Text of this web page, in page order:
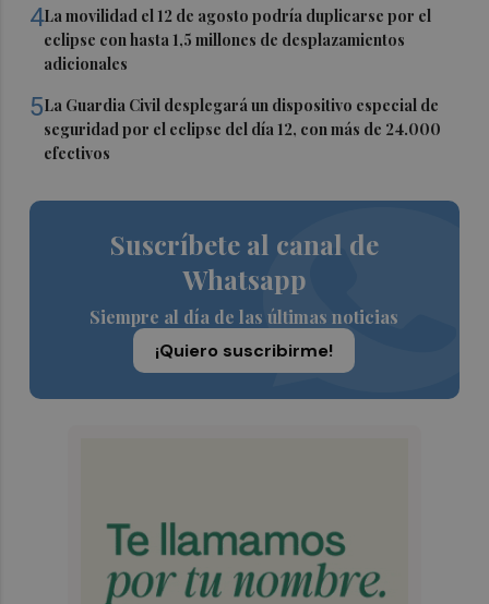
4La movilidad el 12 de agosto podría duplicarse por el
eclipse con hasta 1,5 millones de desplazamientos
adicionales
5La Guardia Civil desplegará un dispositivo especial de
seguridad por el eclipse del día 12, con más de 24.000
efectivos
Suscríbete al canal de
Whatsapp
Siempre al día de las últimas noticias
¡Quiero suscribirme!